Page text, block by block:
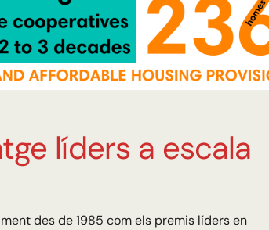
líders a escala
des de 1985 com els premis líders en